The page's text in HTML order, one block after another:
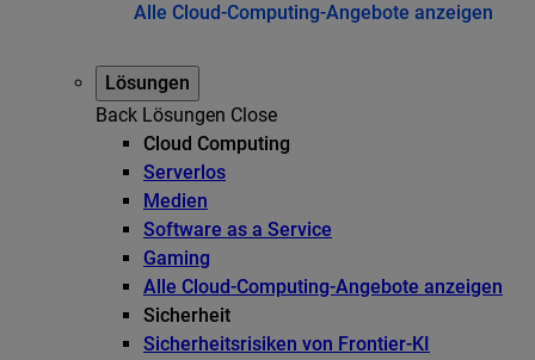
Alle Cloud-Computing-Angebote anzeigen
Lösungen
Back Lösungen Close
Cloud Computing
Serverlos
Medien
Software as a Service
Gaming
Alle Cloud-Computing-Angebote anzeigen
Sicherheit
Sicherheitsrisiken von Frontier-KI